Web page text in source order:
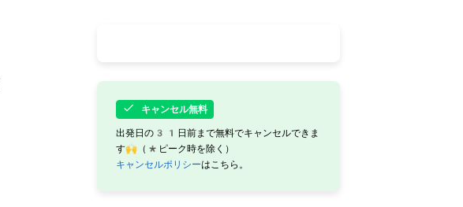
キャンセル無料
出発日の31日前まで無料でキャンセルできま
す🙌（*ピーク時を除く）
キャンセルポリシーはこちら。